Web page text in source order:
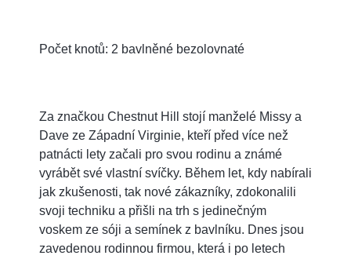
Počet knotů: 2 bavlněné bezolovnaté
Za značkou Chestnut Hill stojí manželé Missy a
Dave ze Západní Virginie, kteří před více než
patnácti lety začali pro svou rodinu a známé
vyrábět své vlastní svíčky. Během let, kdy nabírali
jak zkušenosti, tak nové zákazníky, zdokonalili
svoji techniku a přišli na trh s jedinečným
voskem ze sóji a semínek z bavlníku. Dnes jsou
zavedenou rodinnou firmou, která i po letech